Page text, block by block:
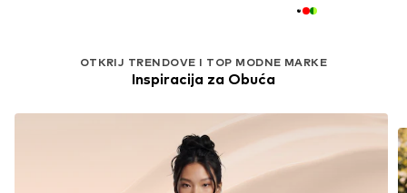
OTKRIJ TRENDOVE I TOP MODNE MARKE
Inspiracija za Obuća